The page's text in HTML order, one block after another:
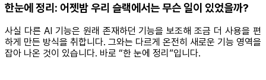
한눈에 정리: 어젯밤 우리 슬랙에서는 무슨 일이 있었을까?
사실 다른 AI 기능은 원래 존재하던 기능을 보조해 조금 더 사용을 편
하게 만든 방식을 취합니다. 그와는 다르게 온전히 새로운 기능 영역을
잡아 나온 것이 있습니다. 바로 “한 눈에 정리”입니다.